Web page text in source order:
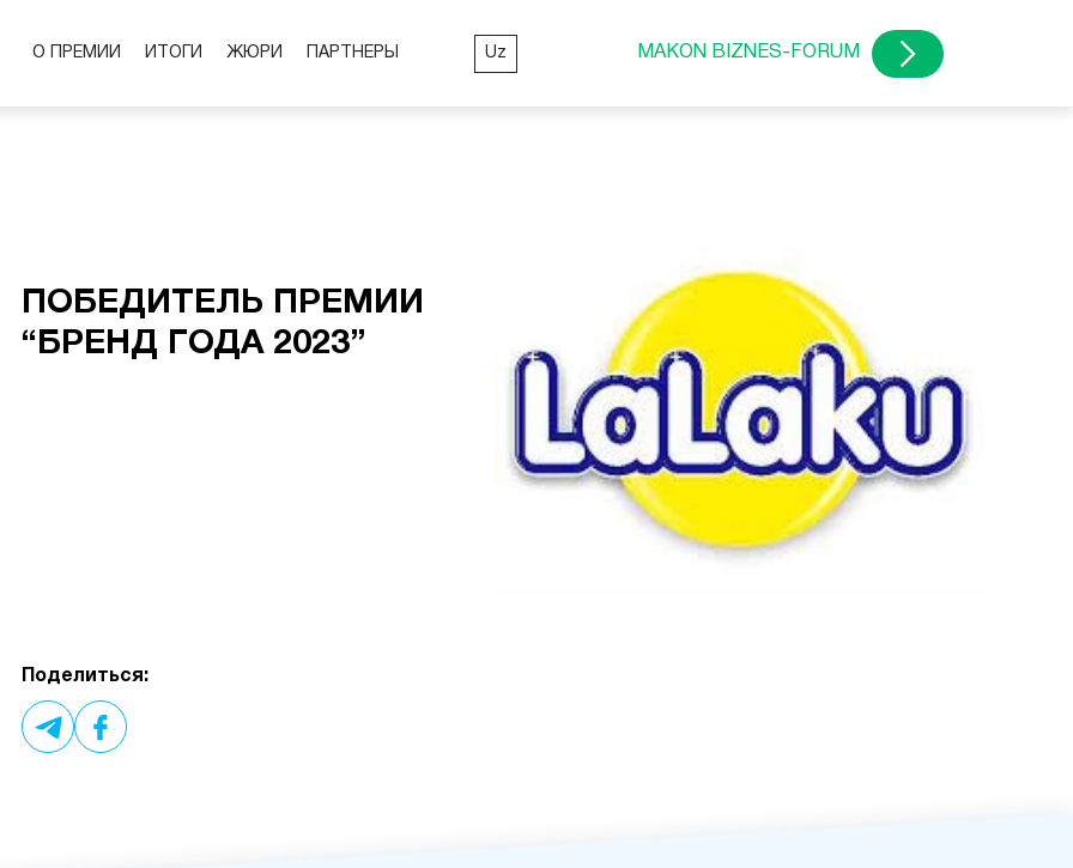
О ПРЕМИИ ИТОГИ ЖЮРИ ПАРТНЕРЫ Uz MAKON BIZNES-FORUM
ПОБЕДИТЕЛЬ ПРЕМИИ
“БРЕНД ГОДА 2023”
Поделиться: